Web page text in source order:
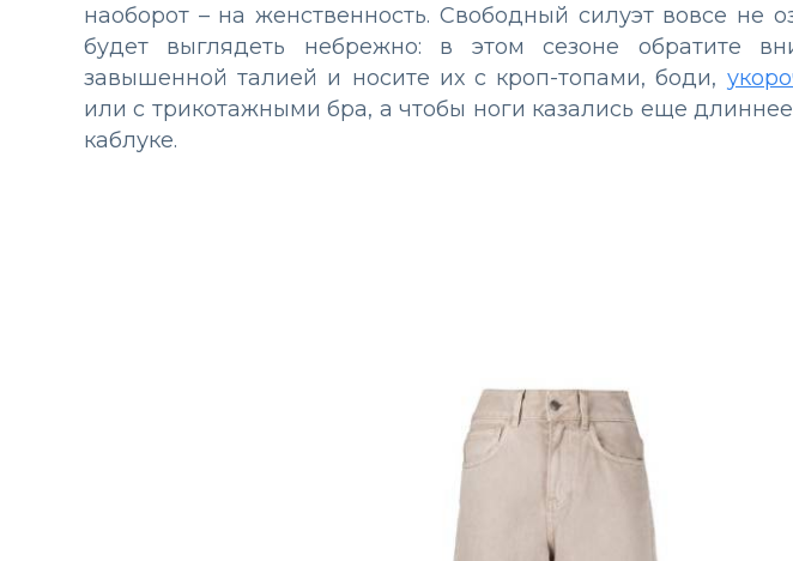
наоборот – на женственность. Свободный силуэт вовсе не
будет выглядеть небрежно: в этом сезоне обратите
завышенной талией и носите их с кроп-топами, боди,
или с трикотажными бра, а чтобы ноги казались еще
каблуке.